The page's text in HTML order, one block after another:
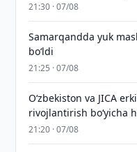
21:30 · 07/08
Samarqandda yuk
bo‘ldi
21:25 · 07/08
Oʻzbekiston va JICA
rivojlantirish boʻyicha
21:20 · 07/08